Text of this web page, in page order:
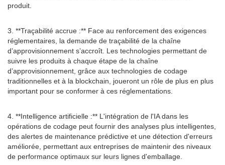
produit.
3. **Traçabilité accrue :** Face au renforcement des exigences
réglementaires, la demande de traçabilité de la chaîne
d’approvisionnement s’accroît. Les technologies permettant de
suivre les produits à chaque étape de la chaîne
d’approvisionnement, grâce aux technologies de codage
traditionnelles et à la blockchain, joueront un rôle de plus en plus
important pour se conformer à ces réglementations.
4. **Intelligence artificielle :** L'intégration de l'IA dans les
opérations de codage peut fournir des analyses plus intelligentes,
des alertes de maintenance prédictive et une détection d'erreurs
améliorée, permettant aux entreprises de maintenir des niveaux
de performance optimaux sur leurs lignes d'emballage.